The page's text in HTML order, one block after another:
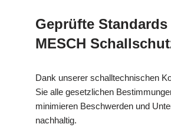
Geprüfte
MESCH
Dank unserer schalltechnischen
Sie alle gesetzlichen
minimieren Beschwerden und
nachhaltig.